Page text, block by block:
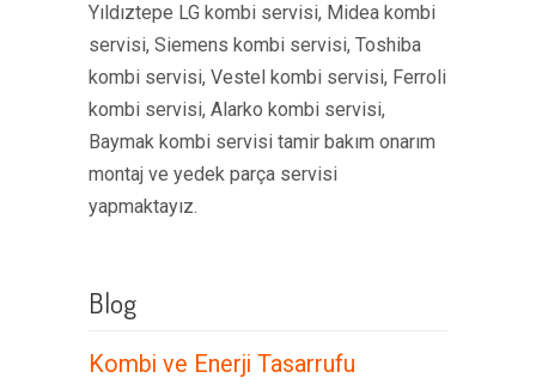
Yıldıztepe LG kombi servisi, Midea kombi
servisi, Siemens kombi servisi, Toshiba
kombi servisi, Vestel kombi servisi, Ferroli
kombi servisi, Alarko kombi servisi,
Baymak kombi servisi tamir bakım onarım
montaj ve yedek parça servisi
yapmaktayız.
Blog
Kombi ve Enerji Tasarrufu